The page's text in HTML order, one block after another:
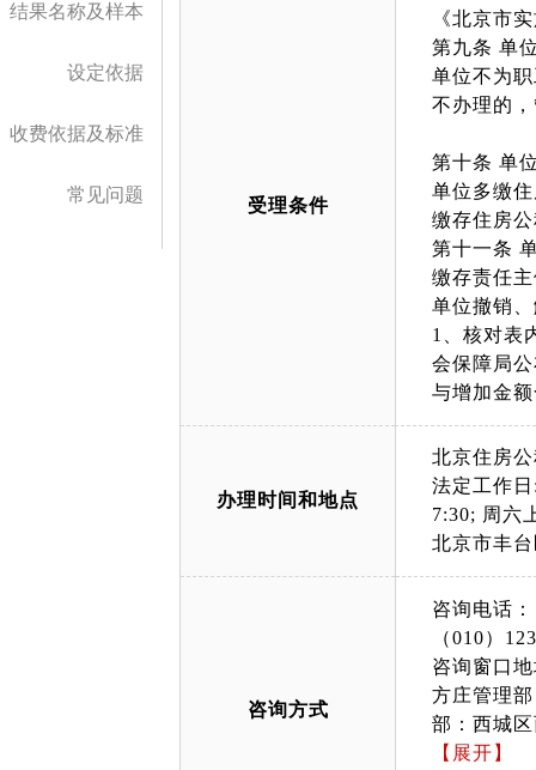
结果名称及样本
设定依据
收费依据及标准
常见问题
受理条件
《北京市
第九条 单
单位不为
不办理的
第十条 单
单位多缴
缴存住房
第十一条
缴存责任
单位撤销
1、核对表
会保障局
与增加金
办理时间和地点
北京住房
法定工作
7:30; 周六
北京市丰
咨询方式
咨询电话：
（010）
咨询窗口
方庄管理
部：西城
写字楼咨
【展开】